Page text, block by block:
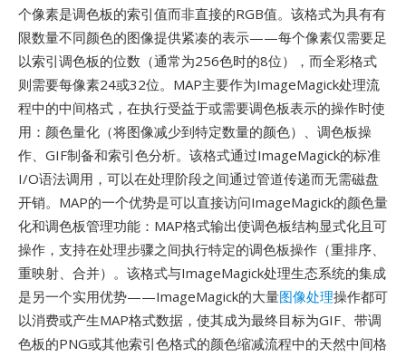
个像素是调色板的索引值而非直接的RGB值。该格式为具有有
限数量不同颜色的图像提供紧凑的表示——每个像素仅需要足
以索引调色板的位数（通常为256色时的8位），而全彩格式
则需要每像素24或32位。MAP主要作为ImageMagick处理流
程中的中间格式，在执行受益于或需要调色板表示的操作时使
用：颜色量化（将图像减少到特定数量的颜色）、调色板操
作、GIF制备和索引色分析。该格式通过ImageMagick的标准
I/O语法调用，可以在处理阶段之间通过管道传递而无需磁盘
开销。MAP的一个优势是可以直接访问ImageMagick的颜色量
化和调色板管理功能：MAP格式输出使调色板结构显式化且可
操作，支持在处理步骤之间执行特定的调色板操作（重排序、
重映射、合并）。该格式与ImageMagick处理生态系统的集成
是另一个实用优势——ImageMagick的大量图像处理操作都可
以消费或产生MAP格式数据，使其成为最终目标为GIF、带调
色板的PNG或其他索引色格式的颜色缩减流程中的天然中间格